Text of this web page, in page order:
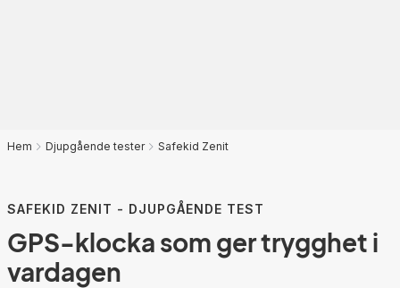
Hem Djupgående tester Safekid Zenit
SAFEKID ZENIT - DJUPGÅENDE TEST
GPS-klocka som ger trygghet i
vardagen